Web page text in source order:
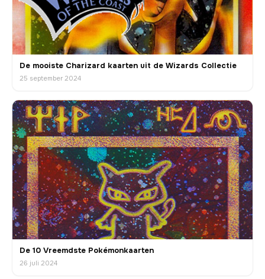
De mooiste Charizard kaarten uit de Wizards Collectie
25 september 2024
De 10 Vreemdste Pokémonkaarten
26 juli 2024